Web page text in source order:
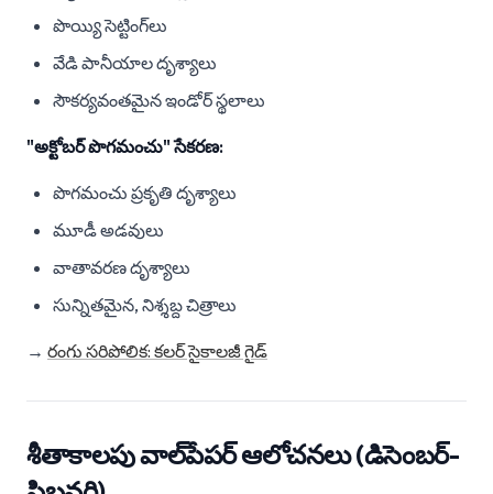
పొయ్యి సెట్టింగ్‌లు
వేడి పానీయాల దృశ్యాలు
సౌకర్యవంతమైన ఇండోర్ స్థలాలు
"అక్టోబర్ పొగమంచు" సేకరణ:
పొగమంచు ప్రకృతి దృశ్యాలు
మూడీ అడవులు
వాతావరణ దృశ్యాలు
సున్నితమైన, నిశ్శబ్ద చిత్రాలు
→ రంగు సరిపోలిక: కలర్ సైకాలజీ గైడ్
శీతాకాలపు వాల్‌పేపర్ ఆలోచనలు (డిసెంబర్-